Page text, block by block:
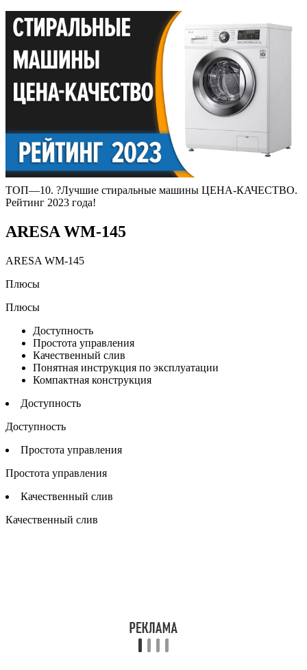
ТОП—10. ?Лучшие стиральные машины ЦЕНА-КАЧЕСТВО.
Рейтинг 2023 года!
ARESA WM-145
ARESA WM-145
Плюсы
Плюсы
Доступность
Простота управления
Качественный слив
Понятная инструкция по эксплуатации
Компактная конструкция
Доступность
Доступность
Простота управления
Простота управления
Качественный слив
Качественный слив